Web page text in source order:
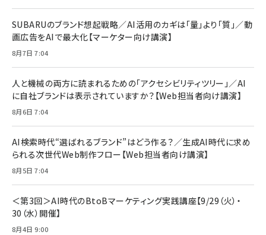
￥880
ママ投資家が育休中に１億貯めた株式投資
組織の成果を最大化する ルールのデザイン
￥1,980
Amazonランキングをもっと見る
￥6,980
全ワイヤレスイヤホン/アクティブノイズキャンセリ
技術基準適合】ブラック
￥5,990
ケーブル Anker絡まないケーブル 240W 結束バン
ド付き USB PD対応 シリコン素材採用 iPhone
17 / 16 / 15 / Galaxy iPad Pro MacBook
Pro/Air 各種対応 (1.8m ミッドナイトブラック)
￥1,890
Pro/Air 各種対応 (1.8m ミッドナイトブラック)
￥1,890
サッポロ 生ビール 黒ラベル 350ml 缶 24本 ビー
ル ケース買い【6/30応募〆切! 黒ラベルビヤセラー
￥4,857
SUBARUのブランド想起戦略／AI活用のカギは「量」より「質」／動
画広告をAIで最大化【マーケター向け講演】
8月7日 7:04
人と機械の両方に読まれるための「アクセシビリティツリー」／AI
に自社ブランドは表示されていますか？【Web担当者向け講演】
8月6日 7:04
AI検索時代“選ばれるブランド”はどう作る？／生成AI時代に求め
られる次世代Web制作フロー【Web担当者向け講演】
8月5日 7:04
＜第3回＞AI時代のBtoBマーケティング実践講座【9/29（火）・
30（水）開催】
8月4日 9:00